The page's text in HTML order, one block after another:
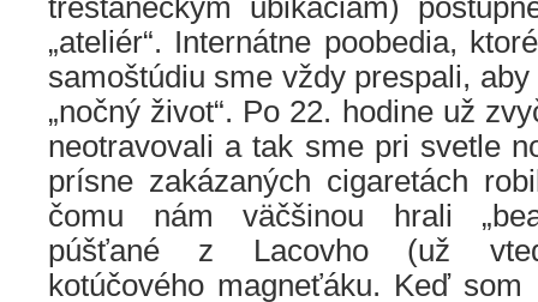
trestaneckým ubikáciám)
„ateliér“. Internátne poobedia,
samoštúdiu sme vždy prespali,
„nočný život“. Po 22. hodine už
neotravovali a tak sme pri svetle
prísne zakázaných cigaretách
čomu nám väčšinou hrali
púšťané z Lacovho (už
kotúčového magneťáku. Keď